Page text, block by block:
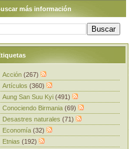
más información
Acción (267)
Artículos (360)
Aung San Suu Kyi (491)
Conociendo Birmania (69)
Desastres naturales (71)
Economía (32)
Etnias (192)